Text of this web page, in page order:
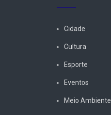
Cidade
Cultura
Esporte
Eventos
Meio Ambiente